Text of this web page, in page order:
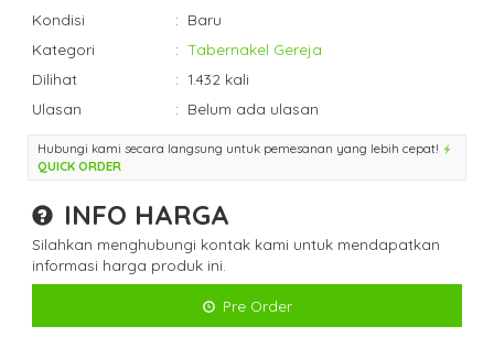
Kondisi
: Baru
Kategori
: Tabernakel Gereja
Dilihat
: 1.432 kali
Ulasan
: Belum ada ulasan
Hubungi kami secara langsung untuk pemesanan yang lebih cepat!
QUICK ORDER
INFO HARGA
Silahkan menghubungi kontak kami untuk mendapatkan
informasi harga produk ini.
Pre Order